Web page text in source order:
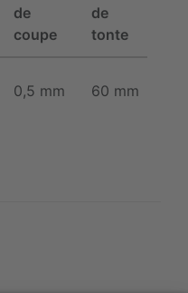
de
coupe
de
tonte
0,5 mm 60 mm